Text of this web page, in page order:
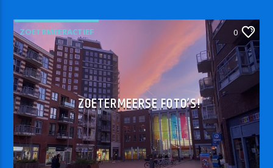
ZOETRMEERACTIEF 0
ZOETERMEERSE FOTO’S!